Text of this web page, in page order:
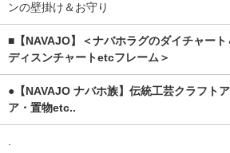
ンの壁掛け＆お守り
■【NAVAJO】＜ナバホラグのダイチャート
ディスンチャートetcフレーム＞
●【NAVAJO ナバホ族】伝統工芸クラフト
ア・置物etc..